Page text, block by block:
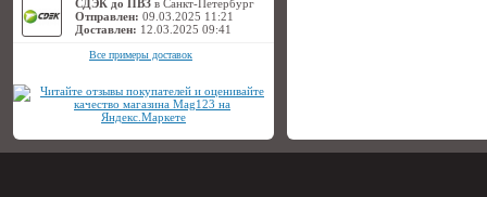
СДЭК до ПВЗ в Санкт-Петербург
Отправлен: 09.03.2025 11:21
Доставлен: 12.03.2025 09:41
Все примеры доставок